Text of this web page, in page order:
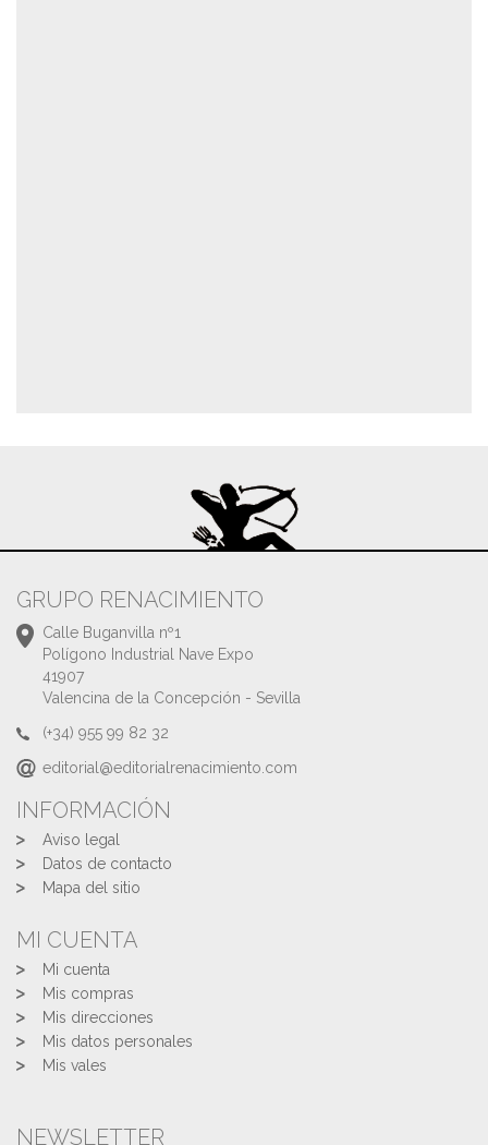
GRUPO RENACIMIENTO
Calle Buganvilla nº1
Polígono Industrial Nave Expo
41907
Valencina de la Concepción - Sevilla
(+34) 955 99 82 32
editorial@editorialrenacimiento.com
INFORMACIÓN
Aviso legal
Datos de contacto
Mapa del sitio
MI CUENTA
Mi cuenta
Mis compras
Mis direcciones
Mis datos personales
Mis vales
NEWSLETTER